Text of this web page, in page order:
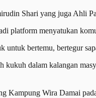
Shari yang juga Ahli
platform menyatukan
bertemu, bertegur
dalam kalangan
Kampung Wira